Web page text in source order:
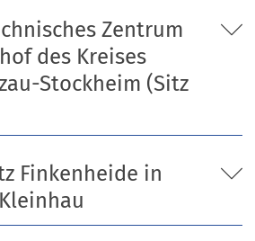
Zentrum
des Kreises
Stockheim (Sitz
Finkenheide in